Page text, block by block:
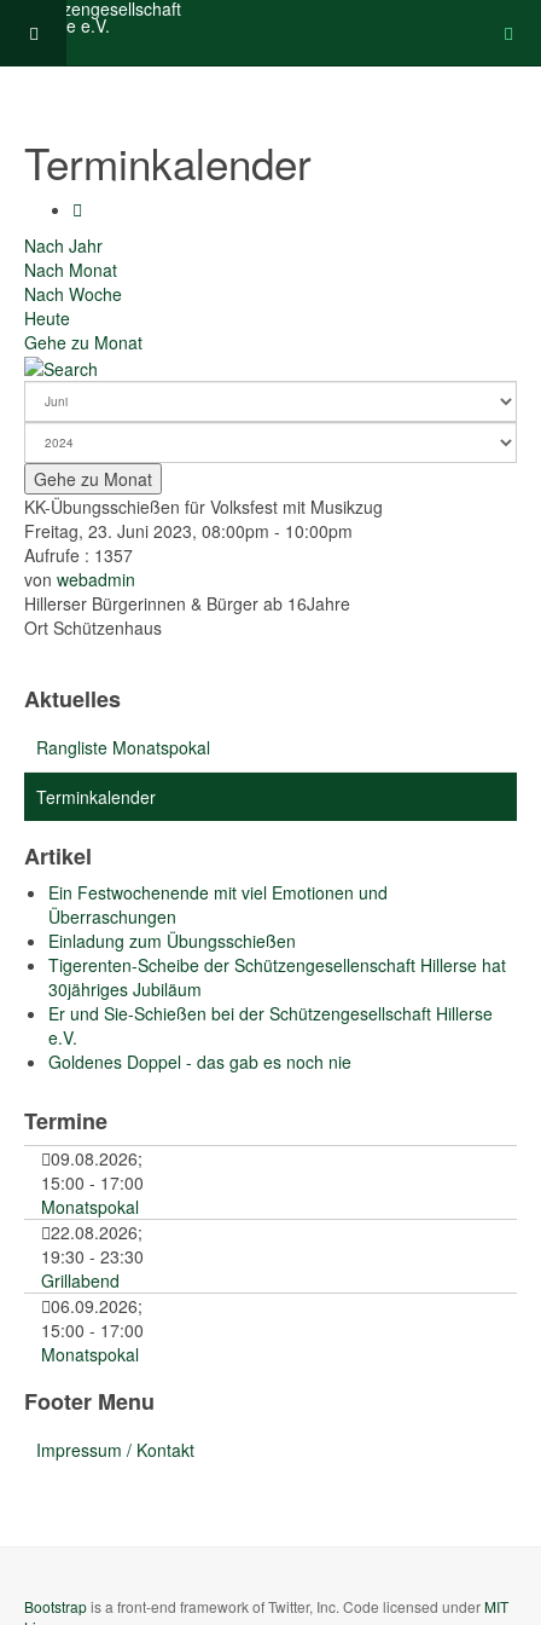
Terminkalender
Nach Jahr
Nach Monat
Nach Woche
Heute
Gehe zu Monat
Gehe zu Monat
KK-Übungsschießen für Volksfest mit Musikzug
Freitag, 23. Juni 2023, 08:00pm - 10:00pm
Aufrufe : 1357
von webadmin
Hillerser Bürgerinnen & Bürger ab 16Jahre
Ort Schützenhaus
Aktuelles
Rangliste Monatspokal
Terminkalender
Artikel
Ein Festwochenende mit viel Emotionen und
Überraschungen
Einladung zum Übungsschießen
Tigerenten-Scheibe der Schützengesellenschaft Hillerse hat
30jähriges Jubiläum
Er und Sie-Schießen bei der Schützengesellschaft Hillerse
e.V.
Goldenes Doppel - das gab es noch nie
Termine
09.08.2026;
15:00 - 17:00
Monatspokal
22.08.2026;
19:30 - 23:30
Grillabend
06.09.2026;
15:00 - 17:00
Monatspokal
Footer Menu
Impressum / Kontakt
Bootstrapis a front-end framework of Twitter, Inc. Code licensed underMIT